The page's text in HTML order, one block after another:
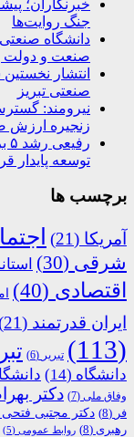
خبرنگاران؛
جنگ روایت‌ها
دانشگاه
صنعت و دولت
انتشار
صنعتی تبریز
نیرومند:
زنجیره ارزش
توسعه پایدار
برچسب ها
آمریکا (21)
شرقی (30)
اقتصادی (40)
ایران قدرتمند (21)
(113)
تبریر (6)
دانشگاه (14)
وفاق ملی (7) دکتر
فر (8) دکتر مجتبی فتحی
رهبری (8) روابط عمومی (5)